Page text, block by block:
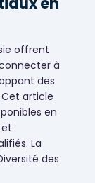
offrent
à
des
article
en
La
des